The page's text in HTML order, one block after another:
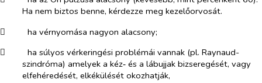
Ha nem biztos benne, kérdezze meg kezelőorvosát.
​
ha vérnyomása nagyon alacsony;
​
ha súlyos vérkeringési problémái vannak (pl. Raynaud-
szindróma) amelyek a kéz‑ és a lábujjak bizseregését, vagy
elfehéredését, elkékülését okozhatják,